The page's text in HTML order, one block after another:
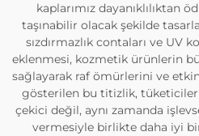
kaplarımız dayanıklılıktan
taşınabilir olacak şekilde
sızdırmazlık contaları ve UV
eklenmesi, kozmetik ürünlerin
sağlayarak raf ömürlerini ve
gösterilen bu titizlik,
çekici değil, aynı zamanda
vermesiyle birlikte daha iyi